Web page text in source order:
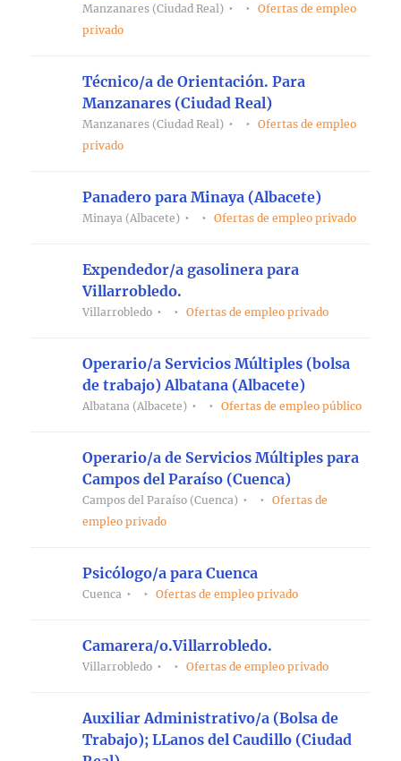
Manzanares (Ciudad Real)
Ofertas de empleo
privado
Técnico/a de Orientación. Para
Manzanares (Ciudad Real)
Manzanares (Ciudad Real)
Ofertas de empleo
privado
Panadero para Minaya (Albacete)
Minaya (Albacete) Ofertas de empleo privado
Expendedor/a gasolinera para
Villarrobledo.
Villarrobledo Ofertas de empleo privado
Operario/a Servicios Múltiples (bolsa
de trabajo) Albatana (Albacete)
Albatana (Albacete) Ofertas de empleo público
Operario/a de Servicios Múltiples para
Campos del Paraíso (Cuenca)
Campos del Paraíso (Cuenca)
Ofertas de
empleo privado
Psicólogo/a para Cuenca
Cuenca Ofertas de empleo privado
Camarera/o.Villarrobledo.
Villarrobledo Ofertas de empleo privado
Auxiliar Administrativo/a (Bolsa de
Trabajo); LLanos del Caudillo (Ciudad